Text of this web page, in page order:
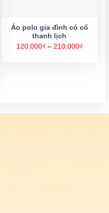
Áo polo gia đình có cổ
thanh lịch
120,000₫ – 210,000₫Khoảng